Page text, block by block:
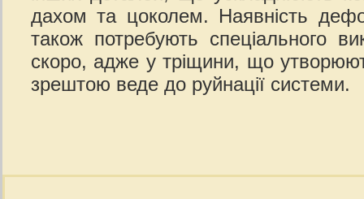
дахом та цоколем. Наявність
також потребують спеціального
скоро, адже у тріщини, що
зрештою веде до руйнації системи.